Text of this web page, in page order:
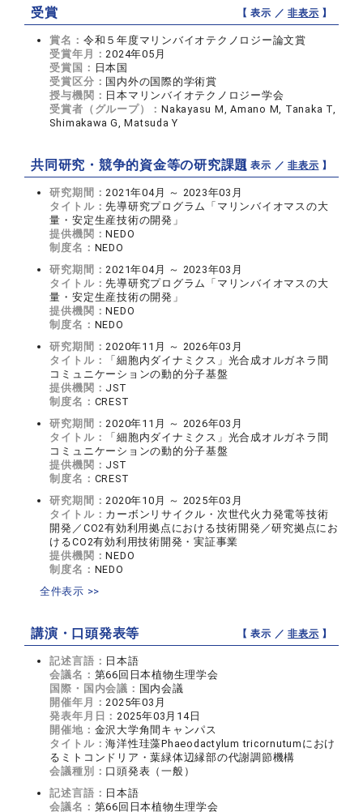
受賞 【 表示 ／非表示 】
賞名： 令和５年度マリンバイオテクノロジー論文賞
受賞年月：2024年05月
受賞国： 日本国
受賞区分： 国内外の国際的学術賞
授与機関： 日本マリンバイオテクノロジー学会
受賞者（グループ）：Nakayasu M, Amano M, Tanaka T,
Shimakawa G, Matsuda Y
共同研究・競争的資金等の研究課題【 表示 ／非表示 】
研究期間：2021年04月 ～ 2023年03月
タイトル：先導研究プログラム「マリンバイオマスの大
量・安定生産技術の開発」
提供機関：NEDO
制度名： NEDO
研究期間：2021年04月 ～ 2023年03月
タイトル：先導研究プログラム「マリンバイオマスの大
量・安定生産技術の開発」
提供機関：NEDO
制度名： NEDO
研究期間：2020年11月 ～ 2026年03月
タイトル：
「細胞内ダイナミクス」光合成オルガネラ間
コミュニケーションの動的分子基盤
提供機関： JST
制度名： CREST
研究期間：2020年11月 ～ 2026年03月
タイトル：
「細胞内ダイナミクス」光合成オルガネラ間
コミュニケーションの動的分子基盤
提供機関： JST
制度名： CREST
研究期間：2020年10月 ～ 2025年03月
タイトル： カーボンリサイクル・次世代火力発電等技術
開発／CO2有効利用拠点における技術開発／研究拠点にお
けるCO2有効利用技術開発・実証事業
提供機関：NEDO
制度名： NEDO
全件表示 >>
講演・口頭発表等 【 表示 ／非表示 】
記述言語： 日本語
会議名： 第66回日本植物生理学会
国際・国内会議： 国内会議
開催年月：2025年03月
発表年月日：2025年03月14日
開催地： 金沢大学角間キャンパス
タイトル：海洋性珪藻Phaeodactylum tricornutumにおけ
るミトコンドリア・葉緑体辺縁部の代謝調節機構
会議種別： 口頭発表（一般）
記述言語： 日本語
会議名： 第66回日本植物生理学会